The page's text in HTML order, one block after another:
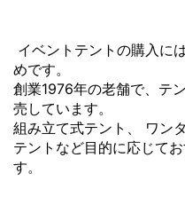
イベントテントの購入に
めです。
創業1976年の老舗で、テ
売しています。
組み立て式テント、 ワン
テントなど目的に応じて
す。